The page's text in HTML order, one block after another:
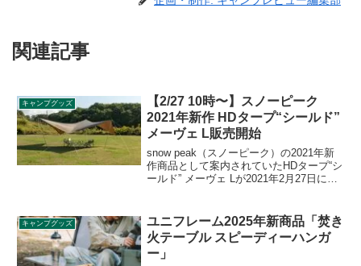
関連記事
キャンプグッズ
【2/27 10時〜】スノーピーク
2021年新作 HDタープ“シールド”
メーヴェ L販売開始
snow peak（スノーピーク）の2021年新
作商品として案内されていたHDタープ“シ
ールド” メーヴェ Lが2021年2月27日によ
があるのでしょう。詳細をレビューしま
す。
キャンプグッズ
ユニフレーム2025年新商品「焚き
火テーブル スピーディーハンガ
ー」